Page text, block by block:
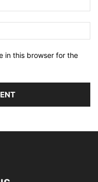
in this browser for the